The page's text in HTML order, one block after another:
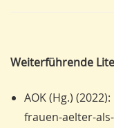
Weiterführende
AOK (Hg.)
frauen-aelter-